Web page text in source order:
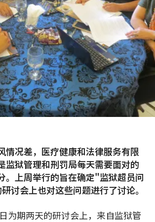
情况差，医疗健康和法律服务有限
监狱管理和刑罚局每天需要面对的
。上周举行的旨在确定"监狱超员问
讨会上也对这些问题进行了讨论。
为期两天的研讨会上，来自监狱管